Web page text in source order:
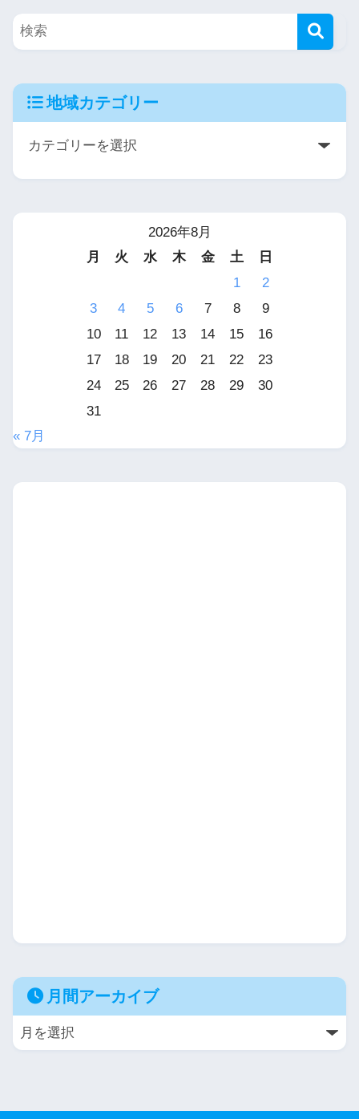
地域カテゴリー
2026年8月
月
火 水 木 金 土
日
1
2
3
4 5 6 7 8
9
10
11 12 13 14 15
16
17
18 19 20 21 22
23
24
25 26 27 28 29
30
31
« 7月
月間アーカイブ